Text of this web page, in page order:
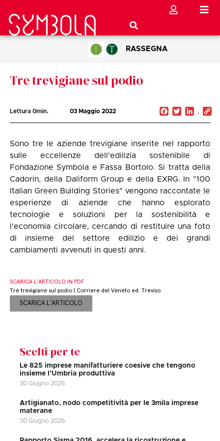
RASSEGNA
Tre trevigiane sul podio
Lettura 0min. 03 Maggio 2022 Facebook
Twitter
Sono tre le aziende trevigiane inserite nel rapporto
sulle eccellenze dell'edilizia sostenibile di
Fondazione Symbola e Fassa Bortolo. Si tratta della
Cadorin, della Daliform Group e della EXRG. In "100
Italian Green Building Stories" vengono raccontate le
esperienze di aziende che hanno esplorato
tecnologie e soluzioni per la sostenibilità e
l'economia circolare, cercando di restituire una foto
di insieme del settore edilizio e dei grandi
cambiamenti avvenuti in questi anni.
SCARICA L’ARTICOLO IN PDF
Tre trevigiane sul podio | Corriere del Veneto ed. Treviso
SCARICA L'ARTICOLO
Scelti per te
Le 825 imprese manifatturiere coesive che tengono
insieme l’Umbria produttiva
30 Giugno 2026
Artigianato, nodo competitività per le 3mila imprese
materane
30 Giugno 2026